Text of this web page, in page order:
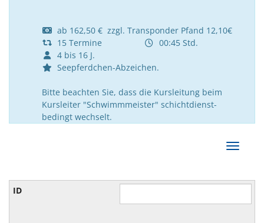
ab 162,50 € zzgl. Transponder Pfand 12,10€
15 Termine
00:45 Std.
4 bis 16 J.
Seepferdchen-Abzeichen.
Bitte beachten Sie, dass die Kursleitung beim
Kursleiter "Schwimmmeister" schichtdienst-
bedingt wechselt.